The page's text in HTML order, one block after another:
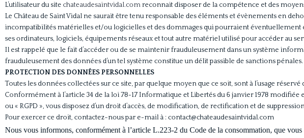
L’utilisateur du site chateaudesaintvidal.com reconnait disposer de la compétence et des
Le Château de Saint Vidal ne saurait être tenu responsable des éléments et évènements en
incompatibilités matérielles et/ou logicielles et des dommages qui pourraient
ses ordinateurs, logiciels, équipements réseaux et tout autre matériel utilisé pour accéder au
Il est rappelé que le fait d’accéder ou de se maintenir frauduleusement dans un système
frauduleusement des données d’un tel système constitue un délit passible de sanctions pénales.
PROTECTION DES DONNÉES PERSONNELLES
Toutes les données collectées sur ce site, par quelque moyen que ce soit, sont à l’usage réservé
Conformément à l’article 34 de la loi 78-17 Informatique et Libertés du 6 janvier 1978
ou « RGPD », vous disposez d’un droit d’accès, de modification, de rectification et de
Pour exercer ce droit, contactez-nous par e-mail à : contact@chateaudesaintvidal.com
Nous vous informons, conformément à l’article L.223-2 du Code de la consommation, que